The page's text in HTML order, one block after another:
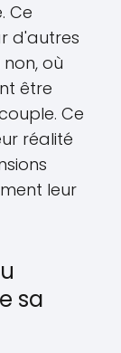
Ce
d'autres
où
être
Ce
réalité
leur
sa